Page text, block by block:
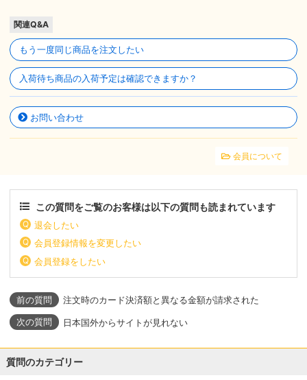
関連Q&A
もう一度同じ商品を注文したい
入荷待ち商品の入荷予定は確認できますか？
お問い合わせ
会員について
この質問をご覧のお客様は以下の質問も読まれています
退会したい
会員登録情報を変更したい
会員登録をしたい
注文時のカード決済額と異なる金額が請求された
日本国外からサイトが見れない
質問のカテゴリー